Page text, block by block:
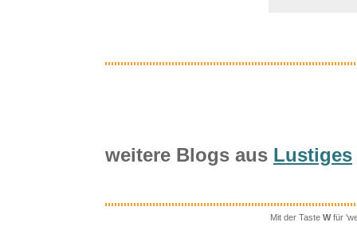
� -lfilter
weitere Blogs aus Lustiges
Mit der Taste Wfür